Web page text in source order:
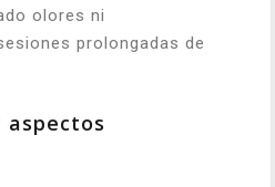
olores ni
prolongadas de